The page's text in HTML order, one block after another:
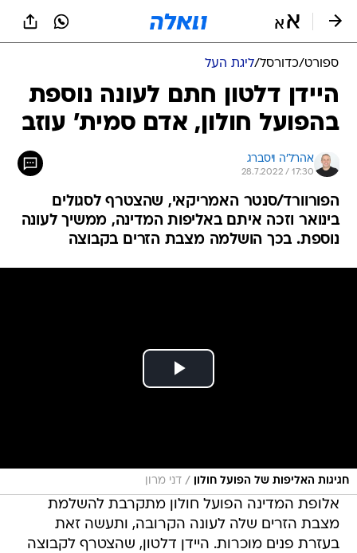
ספורט/כדורסל/ליגת העל
היידן דלטון חתם לעונה נוספת
בהפועל חולון, אדם סמית' עוזב
אהרל'ה ויסברג
28.7.2022 / 17:30
הפורוורד/סנטר האמריקאי, שהצטרף לסגולים
בינואר וזכה איתם באליפות המדינה, ממשיך לעונה
נוספת. בכך הושלמה מצבת הזרים בקבוצה
חגיגות האליפות של הפועל חולון / דני מרון
אלופת המדינה הפועל חולון מתקרבת להשלמת
מצבת הזרים שלה לעונה הקרובה, ותעשה זאת
בעזרת פנים מוכרות. היידן דלטון, שהצטרף לקבוצה